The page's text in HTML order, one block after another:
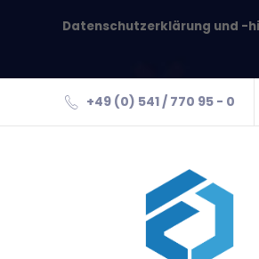
Datenschutzerklärung und -
+49 (0) 541 / 770 95 - 0